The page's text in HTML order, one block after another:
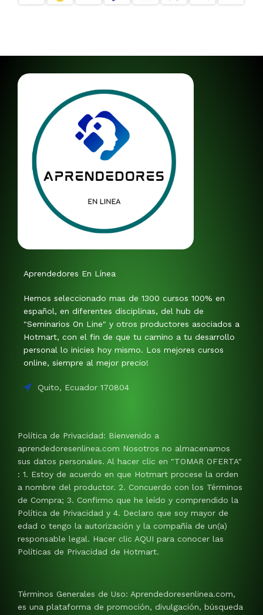
Aprendedores En Línea
Hemos seleccionado mas de 1300 cursos 100% en
español, en diferentes disciplinas, del hub de
"Seminarios On Line" y otros productores asociados a
Hotmart, con el fin de que tu camino a tu desarrollo
personal lo inicies hoy mismo. Los mejores cursos
online, siempre al mejor precio!
Quito, Ecuador 170804
Política de Privacidad: Bienvenido a
aprendedoresenlinea.com Nosotros no almacenamos
sus datos personales. Al hacer clic en "TOMAR OFERTA"
: 1. Estoy de acuerdo en que Hotmart procese la orden
a nombre del productor. 2. Concuerdo con los Términos
de Compra; 3. Confirmo que he leído y comprendido la
Política de Privacidad y 4. Declaro que soy mayor de
edad o tengo la autorización y la compañía de un(a)
responsable legal. Hacer clic AQUI para conocer las
Políticas de Privacidad de Hotmart.
Términos Generales de Uso: Aprendedoresenlinea.com,
es una plataforma de promoción, divulgación, búsqueda